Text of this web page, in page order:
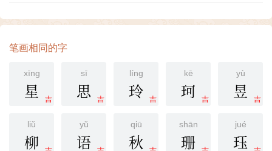
笔画相同的字
xīng
吉
星
sī
吉
思
líng
吉
玲
kē
吉
珂
yù
吉
昱
liǔ
柳
yǔ
语
qiū
秋
shān
珊
jué
珏